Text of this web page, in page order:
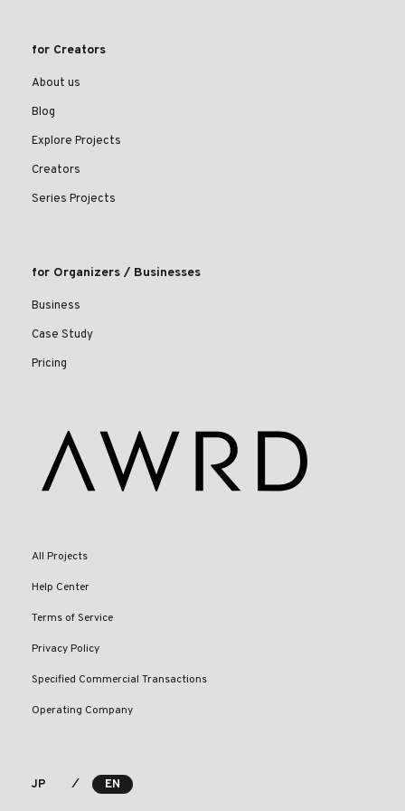
for Creators
About us
Blog
Explore Projects
Creators
Series Projects
for Organizers / Businesses
Business
Case Study
Pricing
All Projects
Help Center
Terms of Service
Privacy Policy
Specified Commercial Transactions
Operating Company
JP ⁄ EN